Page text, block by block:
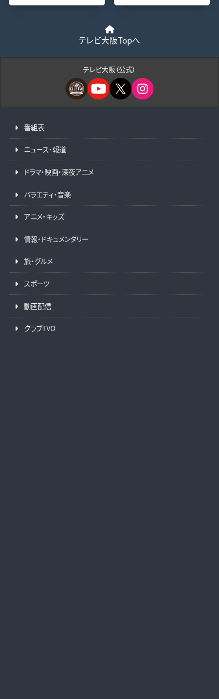
テレビ大阪Topへ
テレビ大阪（公式）
番組表
ニュース・報道
ドラマ・映画・深夜アニメ
バラエティ・音楽
アニメ・キッズ
情報・ドキュメンタリー
旅・グルメ
スポーツ
動画配信
クラブTVO